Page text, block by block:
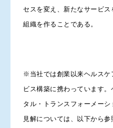
セスを変え、新たなサービ
組織を作ることである。
※当社では創業以来ヘルスケ
ビス構築に携わっています
タル・トランスフォーメー
見解については、以下から参